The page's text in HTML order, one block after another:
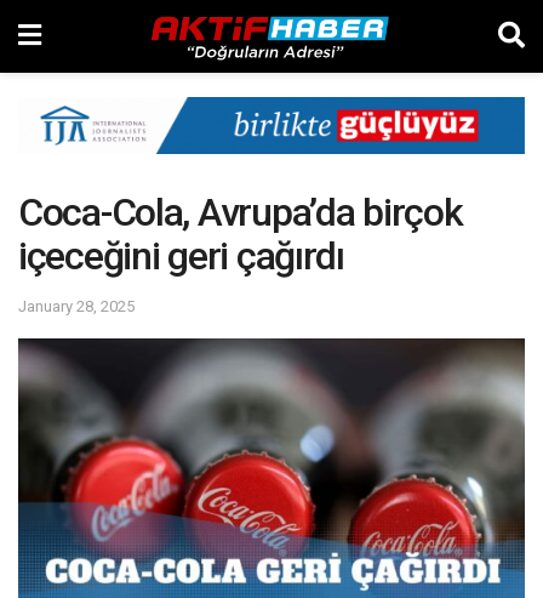
Coca-Cola, Avrupa’da birçok
içeceğini geri çağırdı
January 28, 2025